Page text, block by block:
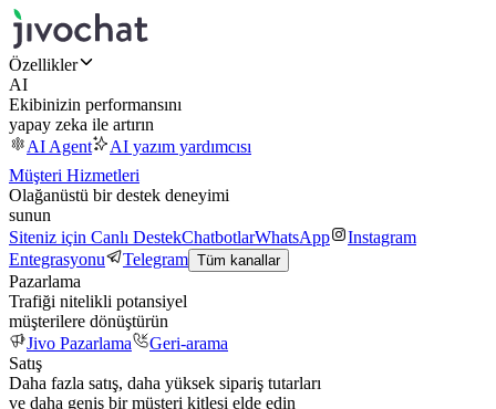
Özellikler
AI
Ekibinizin performansını
yapay zeka ile artırın
AI Agent
AI yazım yardımcısı
Müşteri Hizmetleri
Olağanüstü bir destek deneyimi
sunun
Siteniz için Canlı DestekChatbotlarWhatsApp
Instagram
Entegrasyonu
Telegram Tüm kanallar
Pazarlama
Trafiği nitelikli potansiyel
müşterilere dönüştürün
Jivo Pazarlama
Geri-arama
Satış
Daha fazla satış, daha yüksek sipariş tutarları
ve daha geniş bir müşteri kitlesi elde edin